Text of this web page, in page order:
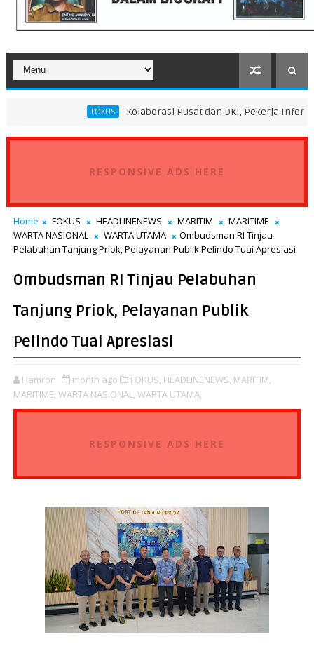
Kolaborasi Pusat dan DKI, Pekerja Informal Sektor
RESPONSIVE ADS HERE
Home FOKUS HEADLINENEWS MARITIM
MARITIME
WARTA NASIONAL
WARTA UTAMA
Ombudsman RI Tinjau
Pelabuhan Tanjung Priok, Pelayanan Publik Pelindo Tuai Apresiasi
Ombudsman RI Tinjau Pelabuhan
Tanjung Priok, Pelayanan Publik
Pelindo Tuai Apresiasi
Hamron month ago FOKUS, HEADLINENEWS, MARITIM,
MARITIME, WARTA NASIONAL, WARTA UTAMA,
RESPONSIVE ADS HERE